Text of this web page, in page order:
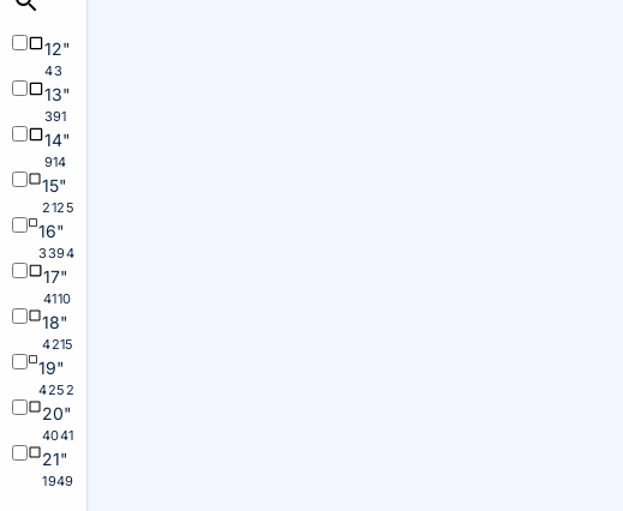
12"
43
13"
391
14"
914
15"
2125
16"
3394
17"
4110
18"
4215
19"
4252
20"
4041
21"
1949